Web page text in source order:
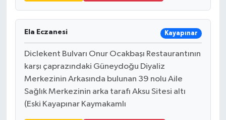
Ela Eczanesi Kayapınar
Diclekent Bulvarı Onur Ocakbaşı Restaurantının
karşı çaprazındaki Güneydoğu Diyaliz
Merkezinin Arkasında bulunan 39 nolu Aile
Sağlık Merkezinin arka tarafı Aksu Sitesi altı
(Eski Kayapınar Kaymakamlı
Sağlık
Şaphane
Siyaset